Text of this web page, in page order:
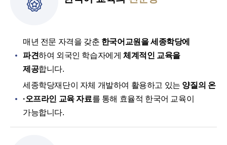
매년 전문 자격을 갖춘 한국어교원을 세종학당에
파견하여 외국인 학습자에게체계적인 교육을
제공합니다.
세종학당재단이 자체 개발하여 활용하고 있는 양질의 온
·오프라인 교육 자료를 통해 효율적 한국어 교육이
가능합니다.